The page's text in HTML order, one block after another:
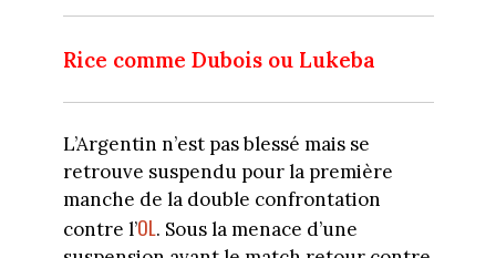
Rice comme Dubois ou Lukeba
L’Argentin n’est pas blessé mais se
retrouve suspendu pour la première
manche de la double confrontation
contre l’OL. Sous la menace d’une